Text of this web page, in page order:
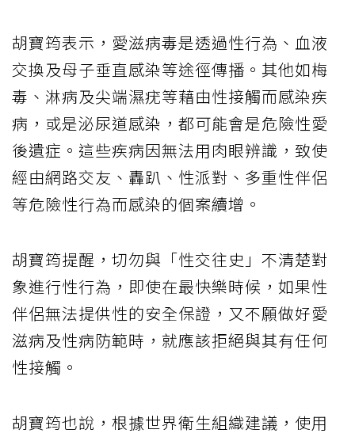
胡寶筠表示，愛滋病毒是透過性行為、血液
交換及母子垂直感染等途徑傳播。其他如梅
毒、淋病及尖端濕疣等藉由性接觸而感染疾
病，或是泌尿道感染，都可能會是危險性愛
後遺症。這些疾病因無法用肉眼辨識，致使
經由網路交友、轟趴、性派對、多重性伴侶
等危險性行為而感染的個案續增。
胡寶筠提醒，切勿與「性交往史」不清楚對
象進行性行為，即使在最快樂時候，如果性
伴侶無法提供性的安全保證，又不願做好愛
滋病及性病防範時，就應該拒絕與其有任何
性接觸。
胡寶筠也說，根據世界衛生組織建議，使用